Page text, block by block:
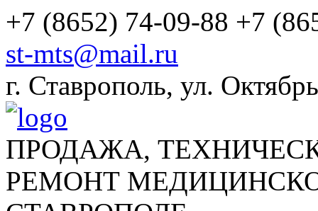
+7 (8652) 74-09-88 +7
st-mts@mail.ru
г. Ставрополь, ул.
ПРОДАЖА,
РЕМОНТ